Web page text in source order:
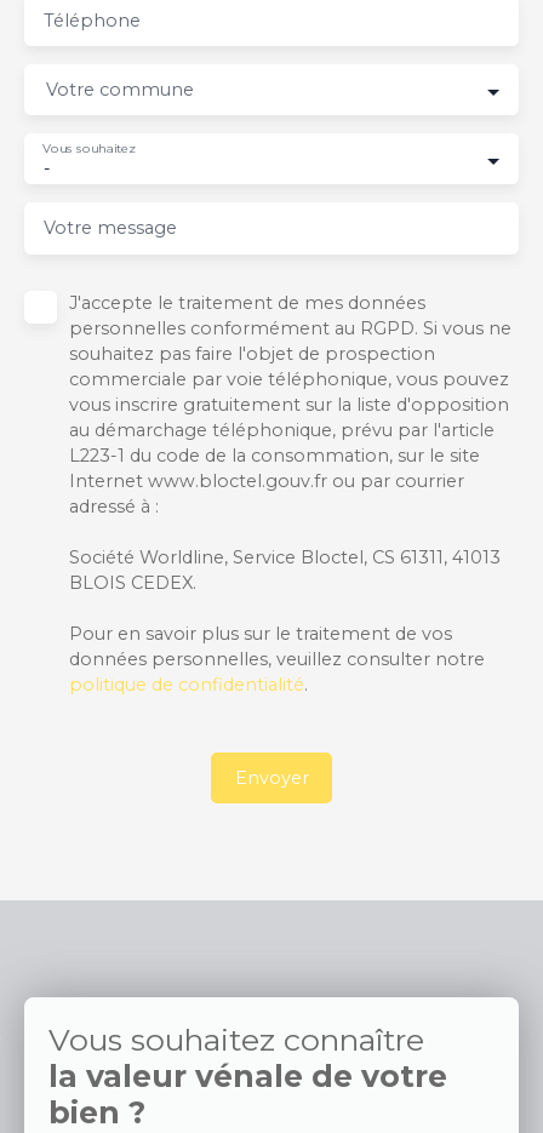
Téléphone
Votre commune
-
Vous souhaitez
Votre message
J'accepte le traitement de mes données
personnelles conformément au RGPD. Si vous ne
souhaitez pas faire l'objet de prospection
commerciale par voie téléphonique, vous pouvez
vous inscrire gratuitement sur la liste d'opposition
au démarchage téléphonique, prévu par l'article
L223-1 du code de la consommation, sur le site
Internet www.bloctel.gouv.fr ou par courrier
adressé à :
Société Worldline, Service Bloctel, CS 61311, 41013
BLOIS CEDEX.
Pour en savoir plus sur le traitement de vos
données personnelles, veuillez consulter notre
politique de confidentialité.
Envoyer
Vous souhaitez connaître
la valeur vénale de votre
bien ?